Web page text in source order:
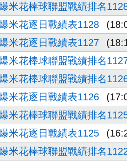
米花棒球聯盟戰績排名
米花逐日戰績表1128
米花逐日戰績表1127
米花棒球聯盟戰績排名
米花棒球聯盟戰績排名
米花逐日戰績表1126
米花棒球聯盟戰績排名
米花逐日戰績表1125
米花棒球聯盟戰績排名